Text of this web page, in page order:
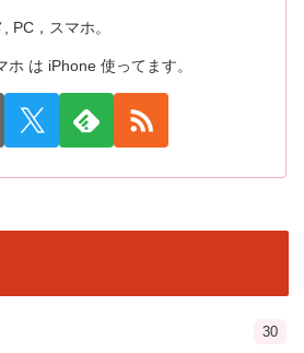
PC，スマホ。
ホ は iPhone 使ってます。
30